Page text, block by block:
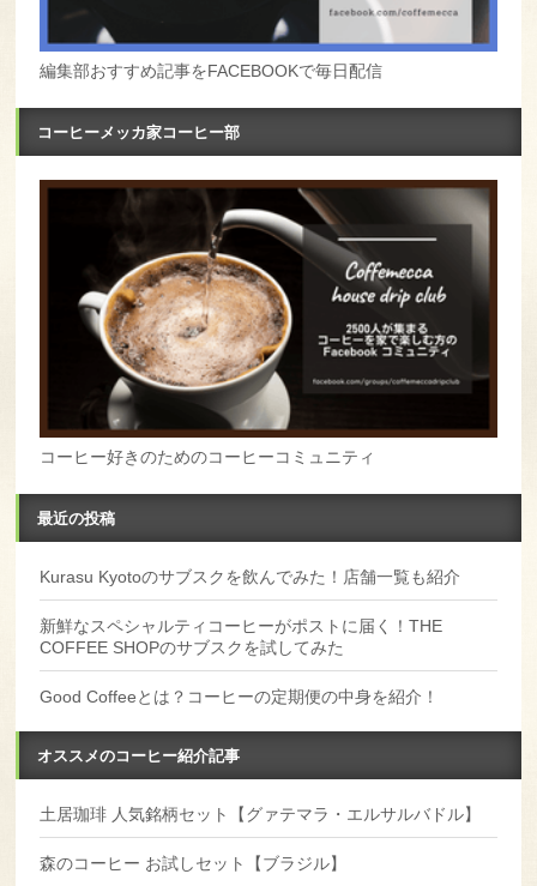
編集部おすすめ記事をFACEBOOKで毎日配信
コーヒーメッカ家コーヒー部
コーヒー好きのためのコーヒーコミュニティ
最近の投稿
Kurasu Kyotoのサブスクを飲んでみた！店舗一覧も紹介
新鮮なスペシャルティコーヒーがポストに届く！THE
COFFEE SHOPのサブスクを試してみた
Good Coffeeとは？コーヒーの定期便の中身を紹介！
オススメのコーヒー紹介記事
土居珈琲 人気銘柄セット【グァテマラ・エルサルバドル】
森のコーヒー お試しセット【ブラジル】